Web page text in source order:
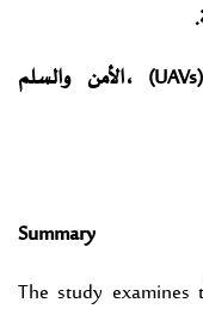
الطائرات المسيرة (UAVs) ،الأمن والسلم
Summary
The study examines